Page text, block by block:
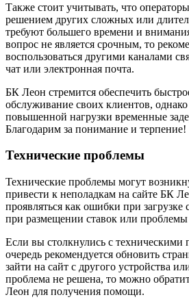
Также стоит учитывать, что
решением других сложных или
требуют большего времени и
вопрос не является срочным, то
воспользоваться другими каналами
чат или электронная почта.
БК Леон стремится обеспечить
обслуживание своих клиентов,
повышенной нагрузки временные
Благодарим за понимание и терпение!
Технические проблемы
Технические проблемы могут
привести к неполадкам на сайте БК
проявляться как ошибки при
при размещении ставок или проблемы
Если вы столкнулись с
очередь рекомендуется обновить
зайти на сайт с другого устройства
проблема не решена, то можно
Леон для получения помощи.